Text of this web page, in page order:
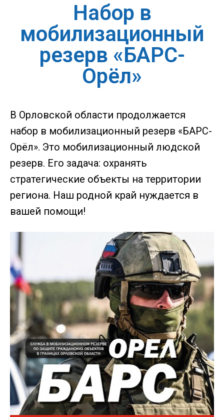
Набор в
мобилизационный
резерв «БАРС-
Орёл»
В Орловской области продолжается
набор в мобилизационный резерв «БАРС-
Орёл». Это мобилизационный людской
резерв. Его задача: охранять
стратегические объекты на территории
региона. Наш родной край нуждается в
вашей помощи!